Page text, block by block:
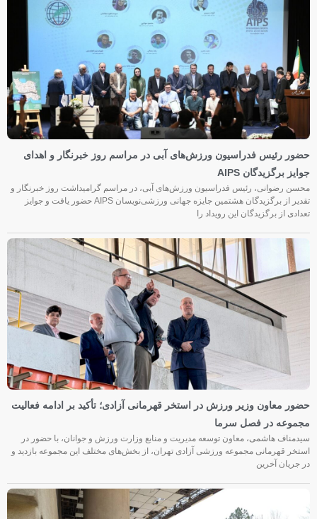
حضور رئیس فدراسیون ورزش‌های آبی در مراسم روز خبرنگار و اهدای
جوایز برگزیدگان AIPS
محسن رضوانی، رئیس فدراسیون ورزش‌های آبی، در مراسم گرامیداشت روز خبرنگار و
تقدیر از برگزیدگان هشتمین جایزه جهانی ورزشی‌نویسان AIPS حضور یافت و جوایز
تعدادی از برگزیدگان این رویداد را
حضور معاون وزیر ورزش در استخر قهرمانی آزادی؛ تأکید بر ادامه فعالیت
مجموعه در فصل سرما
سیدمناف هاشمی، معاون توسعه مدیریت و منابع وزارت ورزش و جوانان، با حضور در
استخر قهرمانی مجموعه ورزشی آزادی تهران، از بخش‌های مختلف این مجموعه بازدید و
در جریان آخرین